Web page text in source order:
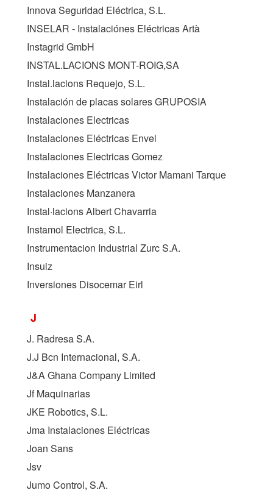
Innova Seguridad Eléctrica, S.L.
INSELAR - Instalaciónes Eléctricas Artà
Instagrid GmbH
INSTAL.LACIONS MONT-ROIG,SA
Instal.lacions Requejo, S.L.
Instalación de placas solares GRUPOSIA
Instalaciones Electricas
Instalaciones Eléctricas Envel
Instalaciones Electricas Gomez
Instalaciones Eléctricas Victor Mamani Tarque
Instalaciones Manzanera
Instal·lacions Albert Chavarria
Instamol Electrica, S.L.
Instrumentacion Industrial Zurc S.A.
Insuiz
Inversiones Disocemar Eirl
J
J. Radresa S.A.
J.J Bcn Internacional, S.A.
J&A Ghana Company Limited
Jf Maquinarias
JKE Robotics, S.L.
Jma Instalaciones Eléctricas
Joan Sans
Jsv
Jumo Control, S.A.